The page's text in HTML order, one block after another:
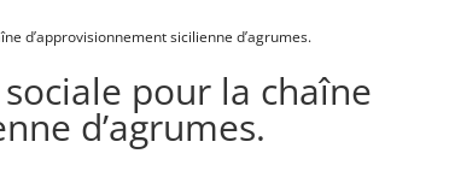
d’approvisionnement sicilienne d’agrumes.
pour la chaîne
d’agrumes.